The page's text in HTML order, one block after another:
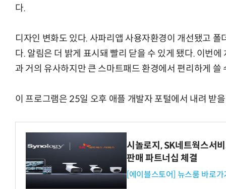
다.
디자인 변화도 있다. 사파리앱 사용자환경이 개선됐고
다. 알림은 더 밝게 표시돼 빨리 닫을 수 있게 됐다. 이번
과 거의 유사하지만 큰 스마트패드 환경에서 편리하게 쓸
이 프로그램은 25일 오후 애플 개발자 포털에서 내려 받
시놀로지, SK네트웍스서
판매 파트너십 체결
[에이블스토어] 뉴스룸 바로가